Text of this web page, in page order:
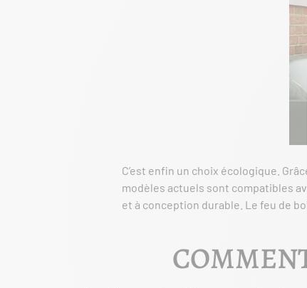
C’est enfin un choix écologique.
modèles actuels sont compatibles
et à conception durable. Le feu de